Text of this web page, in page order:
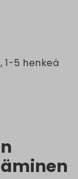
1-5 henkeä